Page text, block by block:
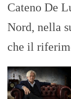
Cateno De
Nord, nella
che il